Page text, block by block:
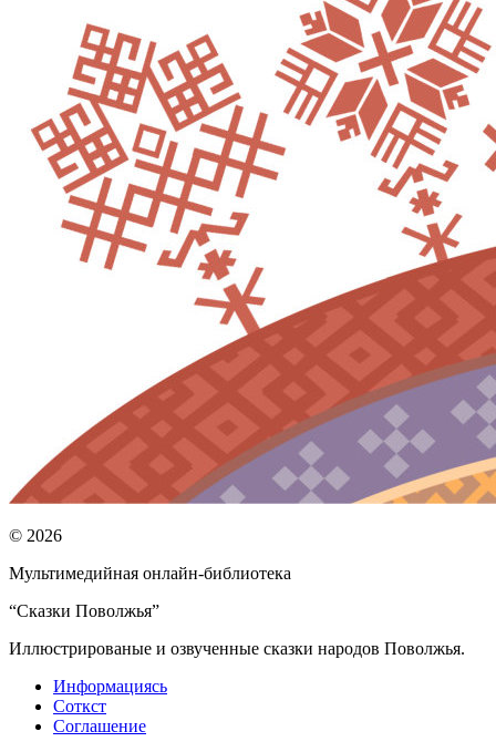
© 2026
Мультимедийная онлайн-библиотека
“Сказки Поволжья”
Иллюстрированые и озвученные сказки народов Поволжья.
Информациясь
Соткст
Соглашение